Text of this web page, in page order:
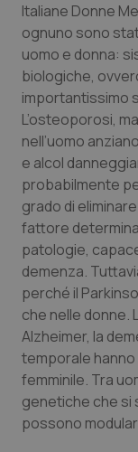
Umbria
Valle
Veneto
Oncologia
Psoriasi &
Italiane Donne
ognuno sono
uomo e donna:
biologiche,
importantissimo
L’osteoporosi,
nell’uomo
e alcol
probabilmente
grado di
fattore
patologie,
demenza.
perché il
che nelle donne.
Alzheimer, la
temporale
femminile. Tra
genetiche che si
possono